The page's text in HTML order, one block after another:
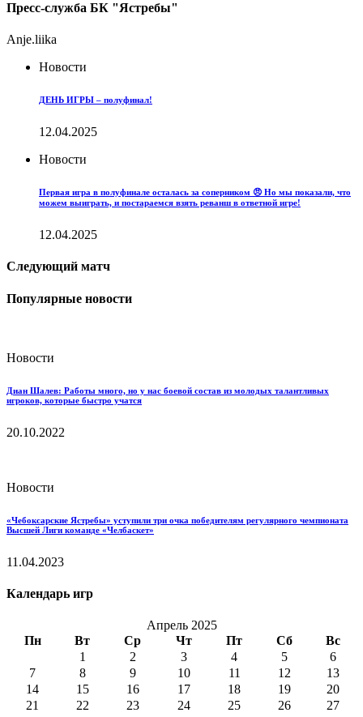
Пресс-служба БК "Ястребы"
Anje.liika
Новости
ДЕНЬ ИГРЫ – полуфинал!
12.04.2025
Новости
Первая игра в полуфинале осталась за соперником 😠 Но мы показали, что
можем выиграть, и постараемся взять реванш в ответной игре!
12.04.2025
Следующий матч
Популярные новости
Новости
Диан Шалев: Работы много, но у нас боевой состав из молодых талантливых
игроков, которые быстро учатся
20.10.2022
Новости
«Чебоксарские Ястребы» уступили три очка победителям регулярного чемпионата
Высшей Лиги команде «Челбаскет»
11.04.2023
Календарь игр
Апрель 2025
Пн
Вт Ср Чт Пт Сб
Вс
1
2 3 4 5
6
7
8 9 10 11 12
13
14
15 16 17 18 19
20
21
22 23 24 25 26
27